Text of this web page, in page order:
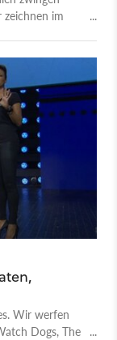
im
Wir werfen
Dogs, The